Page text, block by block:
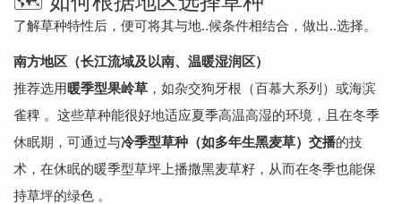
了解草种特性后，便可将其与地..候条件相结合，做出..选择。
南方地区（长江流域及以南、温暖湿润区）
推荐选用暖季型果岭草 ，如杂交狗牙根（百慕大系列）或海滨
雀稗 。这些草种能很好地适应夏季高温高湿的环境，且在冬季
休眠期，可通过与冷季型草种（如多年生黑麦草）交播的技
术，在休眠的暖季型草坪上播撒黑麦草籽，从而在冬季也能保
持草坪的绿色 。